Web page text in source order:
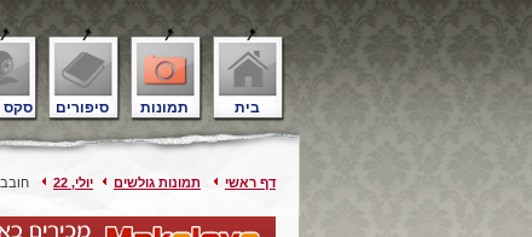
בית תמונות סיפורים סקס
דף ראשי תמונות גולשים יולי, 22